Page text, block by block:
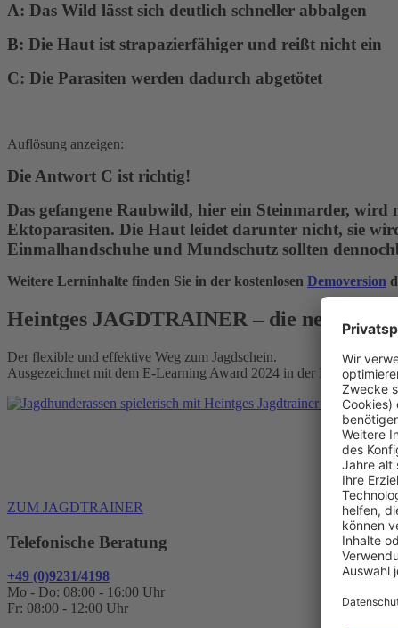
A: Das Wild lässt sich deutlich schneller abbalgen
B: Die Haut ist strapazierfähiger und reißt nicht ein
C: Die Parasiten werden dadurch abgetötet
Auflösung anzeigen:
Die Antwort C ist richtig!
Das gefangene Raubwild, hier ein Steinmarder,
Ektoparasiten. Die Haut leidet darunter nicht, sie
Einmalhandschuhe und Mundschutz sollten
Weitere Lerninhalte finden Sie in der kostenlosen Demoversion
Heintges JAGDTRAINER – die neue
Der flexible und effektive Weg zum Jagdschein.
Ausgezeichnet mit dem E-Learning Award 2024 in der Kategorie
Alle
ZUM JAGDTRAINER
Telefonische Beratung
+49 (0)9231/4198
Mo - Do: 08:00 - 16:00 Uhr
Fr: 08:00 - 12:00 Uhr